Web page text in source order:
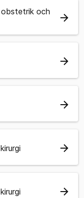
och
arrow_forward
arrow_forward
arrow_forward
arrow_forward
arrow_forward